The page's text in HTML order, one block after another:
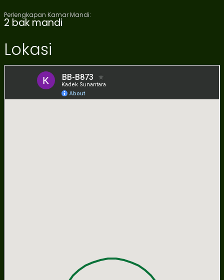
Perlengkapan Kamar Mandi:
2 bak mandi
Lokasi